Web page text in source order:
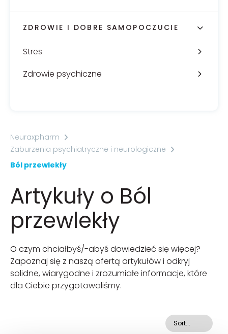
ZDROWIE I DOBRE SAMOPOCZUCIE
Stres
Zdrowie psychiczne
Neuraxpharm
Zaburzenia psychiatryczne i neurologiczne
Ból przewlekły
Artykuły o Ból
przewlekły
O czym chciałbyś/-abyś dowiedzieć się więcej?
Zapoznaj się z naszą ofertą artykułów i odkryj
solidne, wiarygodne i zrozumiałe informacje, które
dla Ciebie przygotowaliśmy.